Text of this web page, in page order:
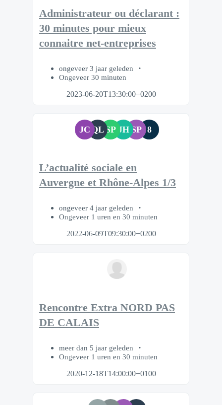
Administrateur ou déclarant :
30 minutes pour mieux
connaitre net-entreprises
ongeveer 3 jaar geleden
Ongeveer 30 minuten
2023-06-20T13:30:00+0200
JC QL SP JH SP 8
L’actualité sociale en
Auvergne et Rhône-Alpes 1/3
ongeveer 4 jaar geleden
Ongeveer 1 uren en 30 minuten
2022-06-09T09:30:00+0200
Rencontre Extra NORD PAS
DE CALAIS
meer dan 5 jaar geleden
Ongeveer 1 uren en 30 minuten
2020-12-18T14:00:00+0100